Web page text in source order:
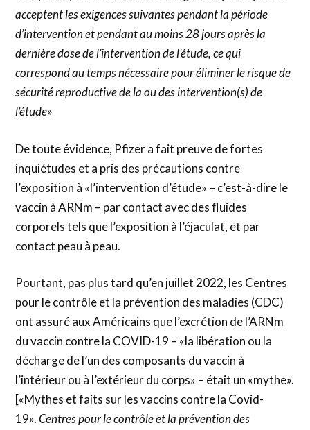
acceptent les exigences suivantes pendant la période
d’intervention et pendant au moins 28 jours après la
dernière dose de l’intervention de l’étude, ce qui
correspond au temps nécessaire pour éliminer le risque de
sécurité reproductive de la ou des intervention(s) de
l’étude»
De toute évidence, Pfizer a fait preuve de fortes
inquiétudes et a pris des précautions contre
l’exposition à «l’intervention d’étude» – c’est-à-dire le
vaccin à ARNm – par contact avec des fluides
corporels tels que l’exposition à l’éjaculat, et par
contact peau à peau.
Pourtant, pas plus tard qu’en juillet 2022, les Centres
pour le contrôle et la prévention des maladies (CDC)
ont assuré aux Américains que l’excrétion de l’ARNm
du vaccin contre la COVID-19 – «la libération ou la
décharge de l’un des composants du vaccin à
l’intérieur ou à l’extérieur du corps» – était un «mythe».
[«Mythes et faits sur les vaccins contre la Covid-
19».Centres pour le contrôle et la prévention des